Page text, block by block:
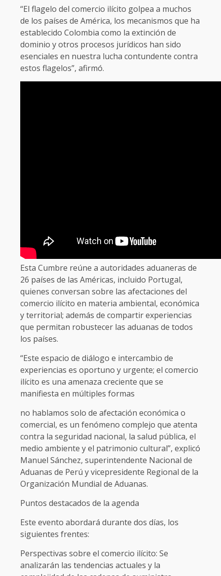
“El flagelo del comercio ilícito golpea a muchos
de los países de América, los mecanismos que ha
establecido Colombia como la extinción de
dominio y otros procesos jurídicos han sido
esenciales en nuestra lucha contundente contra
estos flagelos”, afirmó.
Esta Cumbre reúne a autoridades aduaneras de
26 países de las Américas, incluido Portugal,
quienes conversan sobre las afectaciones del
comercio ilícito en materia ambiental, económica
y territorial; además de compartir experiencias
que permitan robustecer las aduanas de todos
los países.
“Este espacio de diálogo e intercambio de
experiencias es oportuno y urgente; el comercio
ilícito es una amenaza creciente que se
manifiesta en múltiples formas
no hablamos solo de afectación económica o
comercial, es un fenómeno complejo que atenta
contra la seguridad nacional, la salud pública, el
medio ambiente y el patrimonio cultural”, explicó
Manuel Sánchez, superintendente Nacional de
Aduanas de Perú y vicepresidente Regional de la
Organización Mundial de Aduanas.
Puntos destacados de la agenda
Este evento abordará durante dos días, los
siguientes frentes:
Perspectivas sobre el comercio ilícito: Se
analizarán las tendencias actuales y la